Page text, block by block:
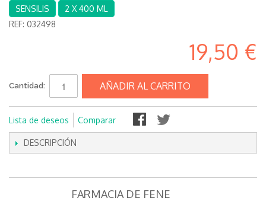
SENSILIS
2 X 400 ML
REF: 032498
19,50 €
Cantidad: AÑADIR AL CARRITO
Lista de deseos Comparar
DESCRIPCIÓN
FARMACIA DE FENE